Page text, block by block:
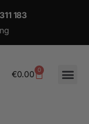
183
€0.00 0